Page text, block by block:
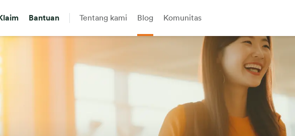
Bantuan Tentang kami Blog Komunitas